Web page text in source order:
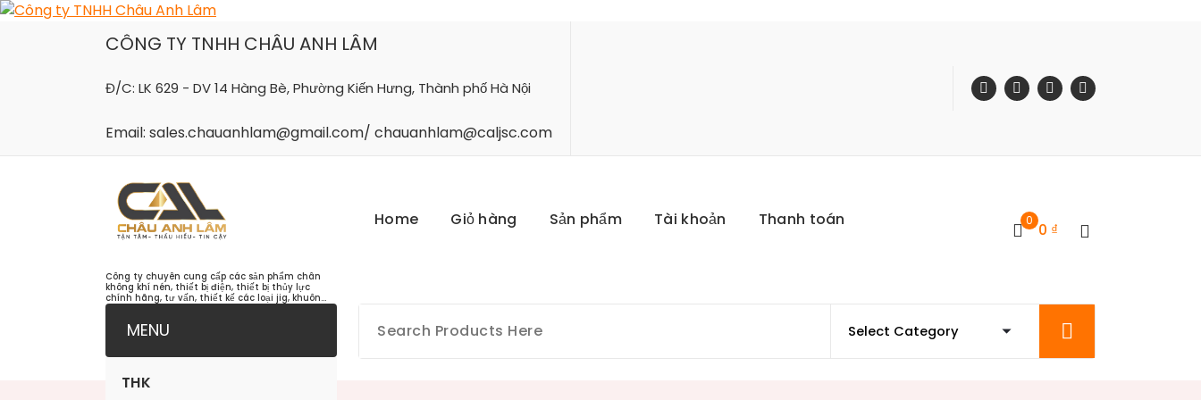
Skip
CÔNG TY TNHH CHÂU ANH LÂM
Đ/C: LK 629 - DV 14 Hàng Bè, Phường Kiến Hưng, Thành phố Hà Nội
Email: sales.chauanhlam@gmail.com/ chauanhlam@caljsc.com
Công ty chuyên cung cấp các sản phẩm chân
không khí nén, thiết bị điện, thiết bị thủy lực
chính hãng, tư vấn, thiết kế các loại jig, khuôn...
Home Giỏ hàng Sản phẩm Tài khoản Thanh toán 0 0 ₫
MENU
THK